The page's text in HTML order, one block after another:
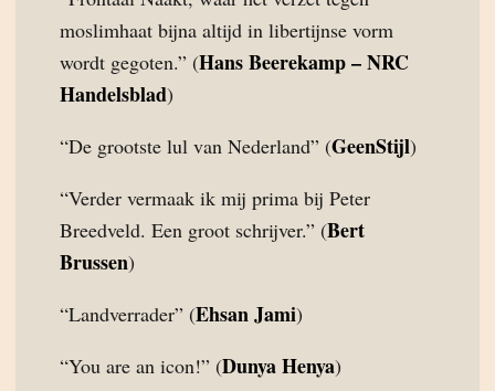
moslimhaat bijna altijd in libertijnse vorm
wordt gegoten.” (Hans Beerekamp – NRC
Handelsblad)
“De grootste lul van Nederland” (GeenStijl)
“Verder vermaak ik mij prima bij Peter
Breedveld. Een groot schrijver.” (Bert
Brussen)
“Landverrader” (Ehsan Jami)
“You are an icon!” (Dunya Henya)